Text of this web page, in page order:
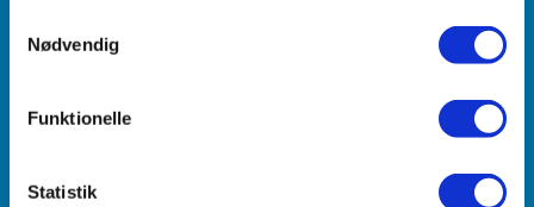
Nødvendig
Funktionelle
Statistik
bedst muligt og får nyt liv. Dagligt bidrager tusindvis af
danskere til den udvikling ved at sortere deres affald
korrekt, og dermed gøre en reel forskel for miljøet.